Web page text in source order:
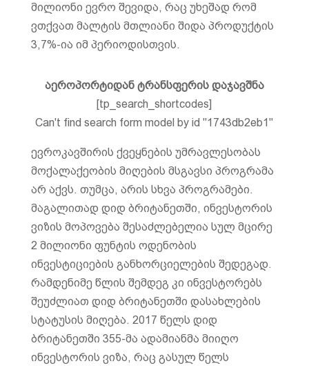
მილიონი ევრო შევიდა, რაც უხეშად რომ
ვთქვათ მალტის მთლიანი შიდა პროდუქტის
3,7%-ია იმ პერიოდისთვის.
აეროპორტიდან ტრანსფერის დაჯავშნა
[tp_search_shortcodes]
Can't find search form model by id "1743db2eb1"
ევროკავშირის ქვეყნების უმრავლესობას
მოქალაქეობის მიღების მსგავსი პროგრამა
არ აქვს. თუმცა, არის სხვა პროგრამები.
მაგალითად დიდ ბრიტანეთში, ინვესტორის
ვიზის მოპოვება შესაძლებელია სულ მცირე
2 მილიონი ფუნტის ოდენობის
ინვესტიციების განხორციელების შედეგად.
რამდენიმე წლის შემდეგ კი ინვესტორებს
შეუძლიათ დიდ ბრიტანეთში დასახლების
სტატუსის მიღება. 2017 წელს დიდ
ბრიტანეთში 355-მა ადამიანმა მიიღო
ინვესტორის ვიზა, რაც გასულ წელს